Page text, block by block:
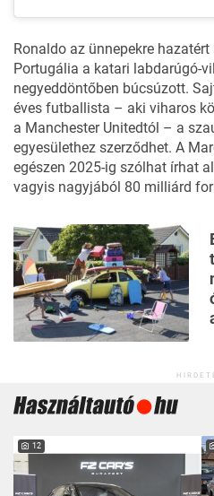
Ronaldo az ünnepekre
Portugália a katari labdarúgó-
negyeddöntőben búcsúzott.
éves futballista – aki viharos
a Manchester Unitedtól – a
egyesülethez szerződhet. A
egészen 2025-ig szólhat írhat
vagyis nagyjából 80 milliárd
12